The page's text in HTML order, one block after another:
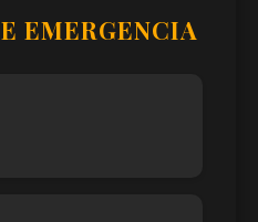
EMERGENCIA